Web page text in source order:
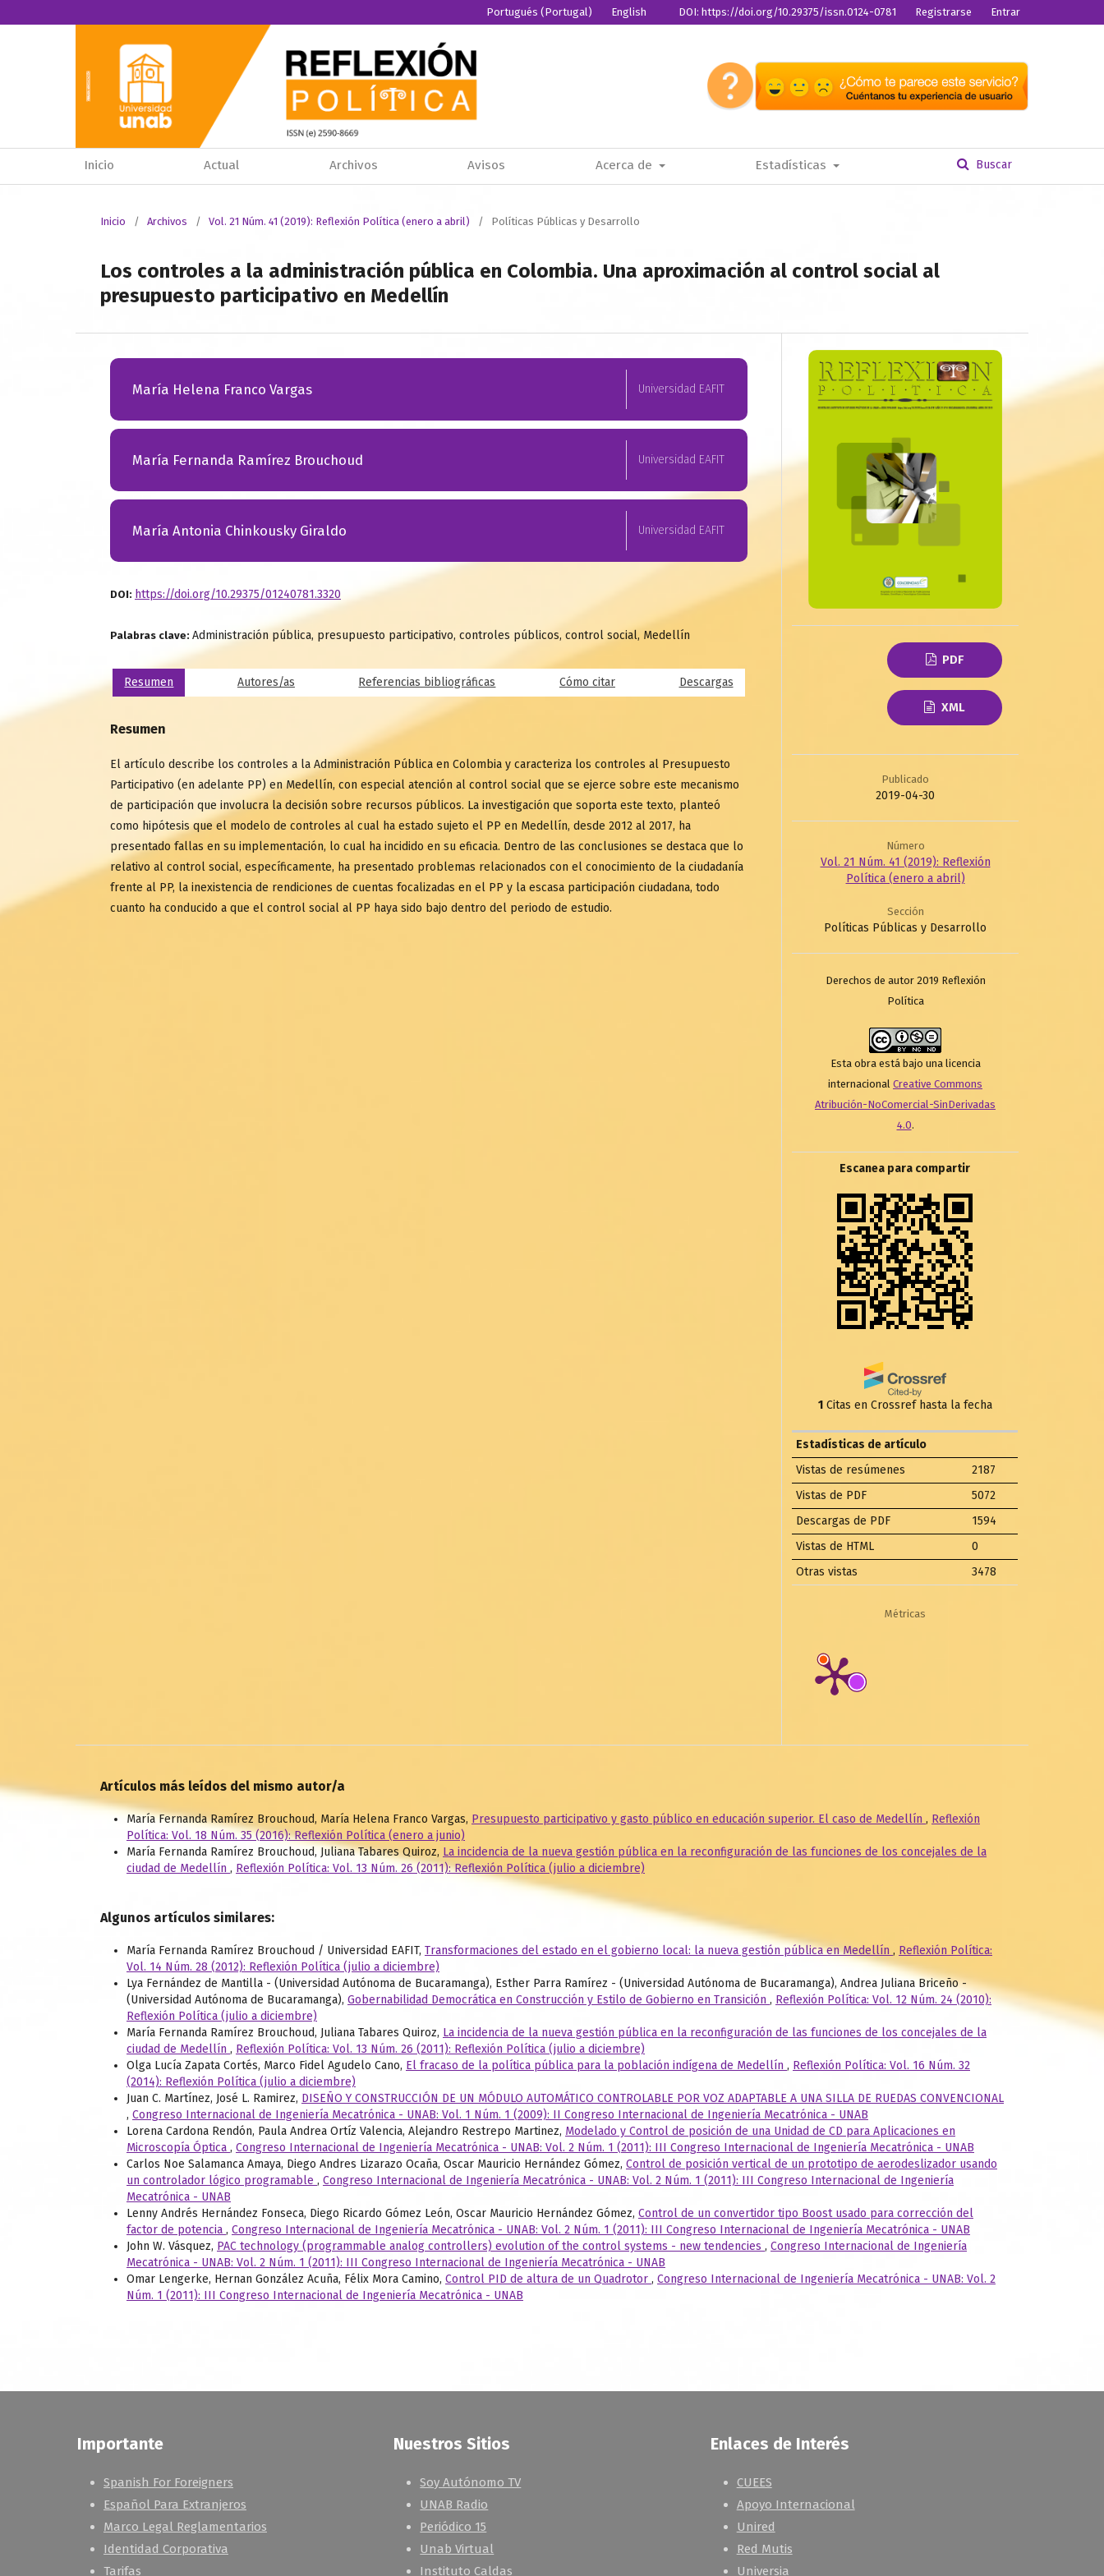
Inicio Actual Archivos Avisos Acerca de Estadísticas Buscar
Portugués (Portugal)
English
DOI: https://doi.org/10.29375/issn.0124-0781 Registrarse Entrar
Inicio / Archivos / Vol. 21 Núm. 41 (2019): Reflexión Política (enero a abril) / Políticas Públicas y Desarrollo
Los controles a la administración pública en Colombia. Una aproximación al control social al
presupuesto participativo en Medellín
María Helena Franco Vargas Universidad EAFIT
María Fernanda Ramírez Brouchoud Universidad EAFIT
María Antonia Chinkousky Giraldo Universidad EAFIT
DOI: https://doi.org/10.29375/01240781.3320
Palabras clave: Administración pública, presupuesto participativo, controles públicos, control social, Medellín
Resumen Autores/as Referencias bibliográficas Cómo citar Descargas
Resumen
El artículo describe los controles a la Administración Pública en Colombia y caracteriza los controles al Presupuesto
Participativo (en adelante PP) en Medellín, con especial atención al control social que se ejerce sobre este mecanismo
de participación que involucra la decisión sobre recursos públicos. La investigación que soporta este texto, planteó
como hipótesis que el modelo de controles al cual ha estado sujeto el PP en Medellín, desde 2012 al 2017, ha
presentado fallas en su implementación, lo cual ha incidido en su eficacia. Dentro de las conclusiones se destaca que lo
relativo al control social, específicamente, ha presentado problemas relacionados con el conocimiento de la ciudadanía
frente al PP, la inexistencia de rendiciones de cuentas focalizadas en el PP y la escasa participación ciudadana, todo
cuanto ha conducido a que el control social al PP haya sido bajo dentro del periodo de estudio.
PDF
XML
Publicado
2019-04-30
Número
Vol. 21 Núm. 41 (2019): Reflexión
Política (enero a abril)
Sección
Políticas Públicas y Desarrollo
Derechos de autor 2019 Reflexión
Política
Esta obra está bajo una licencia
internacional Creative Commons
Atribución-NoComercial-SinDerivadas
4.0.
Escanea para compartir
1Citas en Crossref hasta la fecha
Estadísticas de artículo
Vistas de resúmenes
2187
Vistas de PDF
5072
Descargas de PDF
1594
Vistas de HTML
0
Otras vistas
3478
Métricas
Artículos más leídos del mismo autor/a
María Fernanda Ramírez Brouchoud, María Helena Franco Vargas, Presupuesto participativo y gasto público en educación superior. El caso de Medellín , Reflexión
Política: Vol. 18 Núm. 35 (2016): Reflexión Política (enero a junio)
María Fernanda Ramírez Brouchoud, Juliana Tabares Quiroz, La incidencia de la nueva gestión pública en la reconfiguración de las funciones de los concejales de la
ciudad de Medellín , Reflexión Política: Vol. 13 Núm. 26 (2011): Reflexión Política (julio a diciembre)
Algunos artículos similares:
María Fernanda Ramírez Brouchoud / Universidad EAFIT, Transformaciones del estado en el gobierno local: la nueva gestión pública en Medellín , Reflexión Política:
Vol. 14 Núm. 28 (2012): Reflexión Política (julio a diciembre)
Lya Fernández de Mantilla - (Universidad Autónoma de Bucaramanga), Esther Parra Ramírez - (Universidad Autónoma de Bucaramanga), Andrea Juliana Briceño -
(Universidad Autónoma de Bucaramanga), Gobernabilidad Democrática en Construcción y Estilo de Gobierno en Transición , Reflexión Política: Vol. 12 Núm. 24 (2010):
Reflexión Política (julio a diciembre)
María Fernanda Ramírez Brouchoud, Juliana Tabares Quiroz, La incidencia de la nueva gestión pública en la reconfiguración de las funciones de los concejales de la
ciudad de Medellín , Reflexión Política: Vol. 13 Núm. 26 (2011): Reflexión Política (julio a diciembre)
Olga Lucía Zapata Cortés, Marco Fidel Agudelo Cano, El fracaso de la política pública para la población indígena de Medellín , Reflexión Política: Vol. 16 Núm. 32
(2014): Reflexión Política (julio a diciembre)
Juan C. Martínez, José L. Ramirez, DISEÑO Y CONSTRUCCIÓN DE UN MÓDULO AUTOMÁTICO CONTROLABLE POR VOZ ADAPTABLE A UNA SILLA DE RUEDAS CONVENCIONAL
, Congreso Internacional de Ingeniería Mecatrónica - UNAB: Vol. 1 Núm. 1 (2009): II Congreso Internacional de Ingeniería Mecatrónica - UNAB
Lorena Cardona Rendón, Paula Andrea Ortíz Valencia, Alejandro Restrepo Martinez, Modelado y Control de posición de una Unidad de CD para Aplicaciones en
Microscopía Óptica , Congreso Internacional de Ingeniería Mecatrónica - UNAB: Vol. 2 Núm. 1 (2011): III Congreso Internacional de Ingeniería Mecatrónica - UNAB
Carlos Noe Salamanca Amaya, Diego Andres Lizarazo Ocaña, Oscar Mauricio Hernández Gómez, Control de posición vertical de un prototipo de aerodeslizador usando
un controlador lógico programable , Congreso Internacional de Ingeniería Mecatrónica - UNAB: Vol. 2 Núm. 1 (2011): III Congreso Internacional de Ingeniería
Mecatrónica - UNAB
Lenny Andrés Hernández Fonseca, Diego Ricardo Gómez León, Oscar Mauricio Hernández Gómez, Control de un convertidor tipo Boost usado para corrección del
factor de potencia , Congreso Internacional de Ingeniería Mecatrónica - UNAB: Vol. 2 Núm. 1 (2011): III Congreso Internacional de Ingeniería Mecatrónica - UNAB
John W. Vásquez, PAC technology (programmable analog controllers) evolution of the control systems - new tendencies , Congreso Internacional de Ingeniería
Mecatrónica - UNAB: Vol. 2 Núm. 1 (2011): III Congreso Internacional de Ingeniería Mecatrónica - UNAB
Omar Lengerke, Hernan González Acuña, Félix Mora Camino, Control PID de altura de un Quadrotor , Congreso Internacional de Ingeniería Mecatrónica - UNAB: Vol. 2
Núm. 1 (2011): III Congreso Internacional de Ingeniería Mecatrónica - UNAB
Importante
Spanish For Foreigners
Español Para Extranjeros
Marco Legal Reglamentarios
Identidad Corporativa
Tarifas
Nuestros Sitios
Soy Autónomo TV
UNAB Radio
Periódico 15
Unab Virtual
Instituto Caldas
Enlaces de Interés
CUEES
Apoyo Internacional
Unired
Red Mutis
Universia